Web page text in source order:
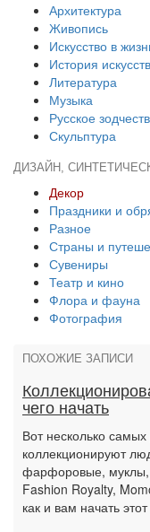
Архитектура
Живопись
Искусство в
История искусств
Литература
Музыка
Русское
Скульптура
ДИЗАЙН,
Декор
Праздники и
Разное
Страны и
Сувениры
Театр и кино
Флора и фауна
Фотография
ПОХОЖИЕ ЗАПИСИ
чего начать
Вот несколько
коллекционируют
фарфоровые, муклы,
Fashion Royalty,
как и вам начать